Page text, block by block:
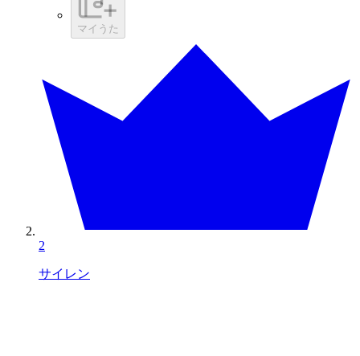
マイうた
2
サイレン